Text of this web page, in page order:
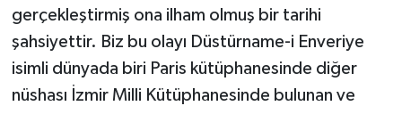
gerçekleştirmiş ona ilham olmuş bir tarihi
şahsiyettir. Biz bu olayı Düstürname-i Enveriye
isimli dünyada biri Paris kütüphanesinde diğer
nüshası İzmir Milli Kütüphanesinde bulunan ve